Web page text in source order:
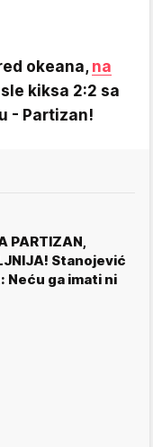
okeana,na
kiksa 2:2 sa
- Partizan!
PARTIZAN,
Stanojević
ga imati ni